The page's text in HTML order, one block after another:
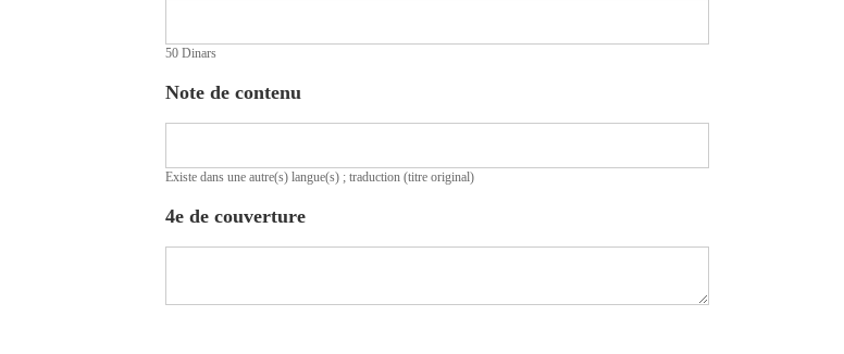
50 Dinars
Note de contenu
Existe dans une autre(s) langue(s) ; traduction (titre original)
4e de couverture